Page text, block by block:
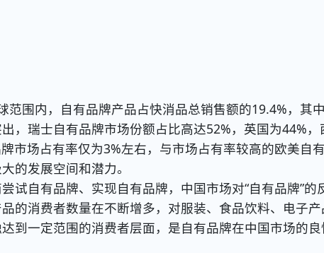
围内，自有品牌产品占快消品总销售额的19.4%，其
，瑞士自有品牌市场份额占比高达52%，英国为44%，
市场占有率仅为3%左右，与市场占有率较高的欧美自
的发展空间和潜力。
自有品牌、实现自有品牌，中国市场对“自有品牌”的
的消费者数量在不断增多，对服装、食品饮料、电子
到一定范围的消费者层面，是自有品牌在中国市场的